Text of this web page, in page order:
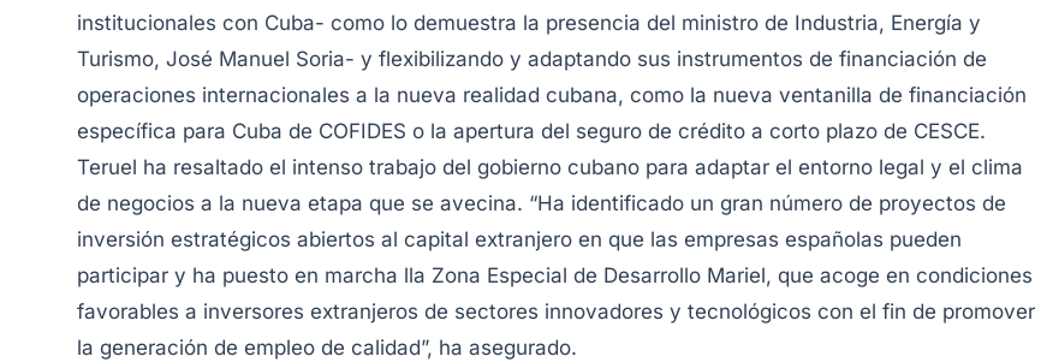
institucionales con Cuba- como lo demuestra la presencia del ministro de Industria, Energía y
Turismo, José Manuel Soria- y flexibilizando y adaptando sus instrumentos de financiación de
operaciones internacionales a la nueva realidad cubana, como la nueva ventanilla de financiación
específica para Cuba de COFIDES o la apertura del seguro de crédito a corto plazo de CESCE.
Teruel ha resaltado el intenso trabajo del gobierno cubano para adaptar el entorno legal y el clima
de negocios a la nueva etapa que se avecina. “Ha identificado un gran número de proyectos de
inversión estratégicos abiertos al capital extranjero en que las empresas españolas pueden
participar y ha puesto en marcha lla Zona Especial de Desarrollo Mariel, que acoge en condiciones
favorables a inversores extranjeros de sectores innovadores y tecnológicos con el fin de promover
la generación de empleo de calidad”, ha asegurado.